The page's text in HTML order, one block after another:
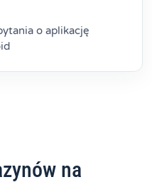
o aplikację
na